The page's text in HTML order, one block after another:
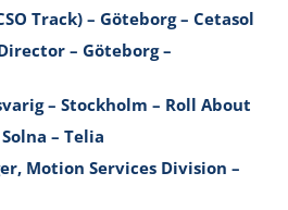
Track) – Göteborg – Cetasol
– Göteborg –
– Stockholm – Roll About
– Telia
Motion Services Division –